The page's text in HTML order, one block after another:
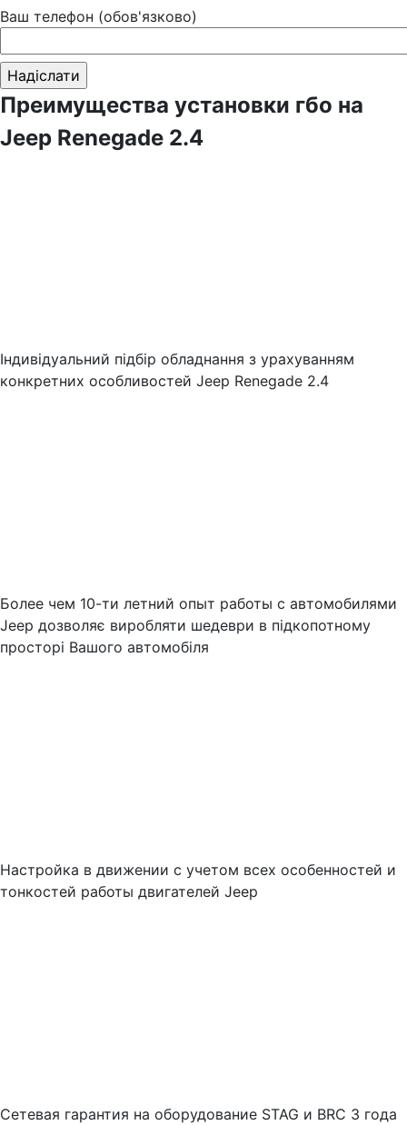
Ваш телефон (обов'язково)
Преимущества установки гбо на
Jeep Renegade 2.4
Індивідуальний підбір обладнання з урахуванням
конкретних особливостей Jeep Renegade 2.4
Более чем 10-ти летний опыт работы с автомобилями
Jeep дозволяє виробляти шедеври в підкопотному
просторі Вашого автомобіля
Настройка в движении с учетом всех особенностей и
тонкостей работы двигателей Jeep
Cетевая гарантия на оборудование STAG и BRC 3 года